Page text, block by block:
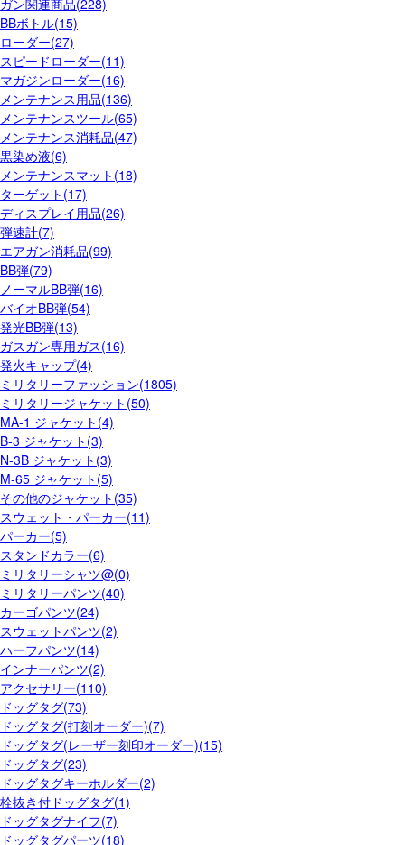
BBボトル(15)
ローダー(27)
スピードローダー(11)
マガジンローダー(16)
メンテナンス用品(136)
メンテナンスツール(65)
メンテナンス消耗品(47)
黒染め液(6)
メンテナンスマット(18)
ターゲット(17)
ディスプレイ用品(26)
弾速計(7)
エアガン消耗品(99)
BB弾(79)
ノーマルBB弾(16)
バイオBB弾(54)
発光BB弾(13)
ガスガン専用ガス(16)
発火キャップ(4)
ミリタリーファッション(1805)
ミリタリージャケット(50)
MA-1 ジャケット(4)
B-3 ジャケット(3)
N-3B ジャケット(3)
M-65 ジャケット(5)
その他のジャケット(35)
スウェット・パーカー(11)
パーカー(5)
スタンドカラー(6)
ミリタリーシャツ@(0)
ミリタリーパンツ(40)
カーゴパンツ(24)
スウェットパンツ(2)
ハーフパンツ(14)
インナーパンツ(2)
アクセサリー(110)
ドッグタグ(73)
ドッグタグ(打刻オーダー)(7)
ドッグタグ(レーザー刻印オーダー)(15)
ドッグタグ(23)
ドッグタグキーホルダー(2)
栓抜き付ドッグタグ(1)
ドッグタグナイフ(7)
ドッグタグパーツ(18)